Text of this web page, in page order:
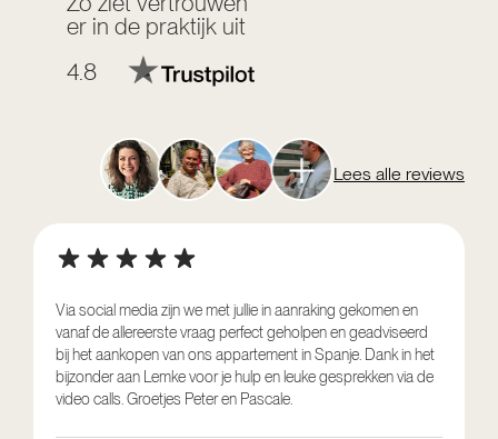
er in de praktijk uit
4.8
Lees alle reviews
Via social media zijn we met jullie in aanraking gekomen en
vanaf de allereerste vraag perfect geholpen en geadviseerd
bij het aankopen van ons appartement in Spanje. Dank in het
bijzonder aan Lemke voor je hulp en leuke gesprekken via de
video calls. Groetjes Peter en Pascale.